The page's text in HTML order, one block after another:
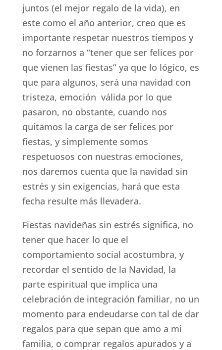
juntos (el mejor regalo de la vida), en
este como el año anterior, creo que es
importante respetar nuestros tiempos y
no forzarnos a “tener que ser felices por
que vienen las fiestas” ya que lo lógico, es
que para algunos, será una navidad con
tristeza, emoción válida por lo que
pasaron, no obstante, cuando nos
quitamos la carga de ser felices por
fiestas, y simplemente somos
respetuosos con nuestras emociones,
nos daremos cuenta que la navidad sin
estrés y sin exigencias, hará que esta
fecha resulte más llevadera.
Fiestas navideñas sin estrés significa, no
tener que hacer lo que el
comportamiento social acostumbra, y
recordar el sentido de la Navidad, la
parte espiritual que implica una
celebración de integración familiar, no un
momento para endeudarse con tal de dar
regalos para que sepan que amo a mi
familia, o comprar regalos apurados y a